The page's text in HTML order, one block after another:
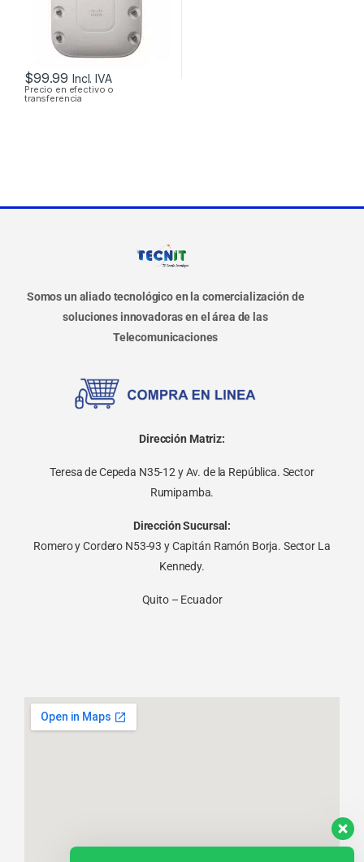
$99.99 Incl. IVA
Precio en efectivo o
transferencia
Somos un aliado tecnológico en la comercialización de
soluciones innovadoras en el área de las
Telecomunicaciones
Dirección Matriz:
Teresa de Cepeda N35-12 y Av. de la República. Sector
Rumipamba.
Dirección Sucursal:
Romero y Cordero N53-93 y Capitán Ramón Borja. Sector La
Kennedy.
Quito – Ecuador